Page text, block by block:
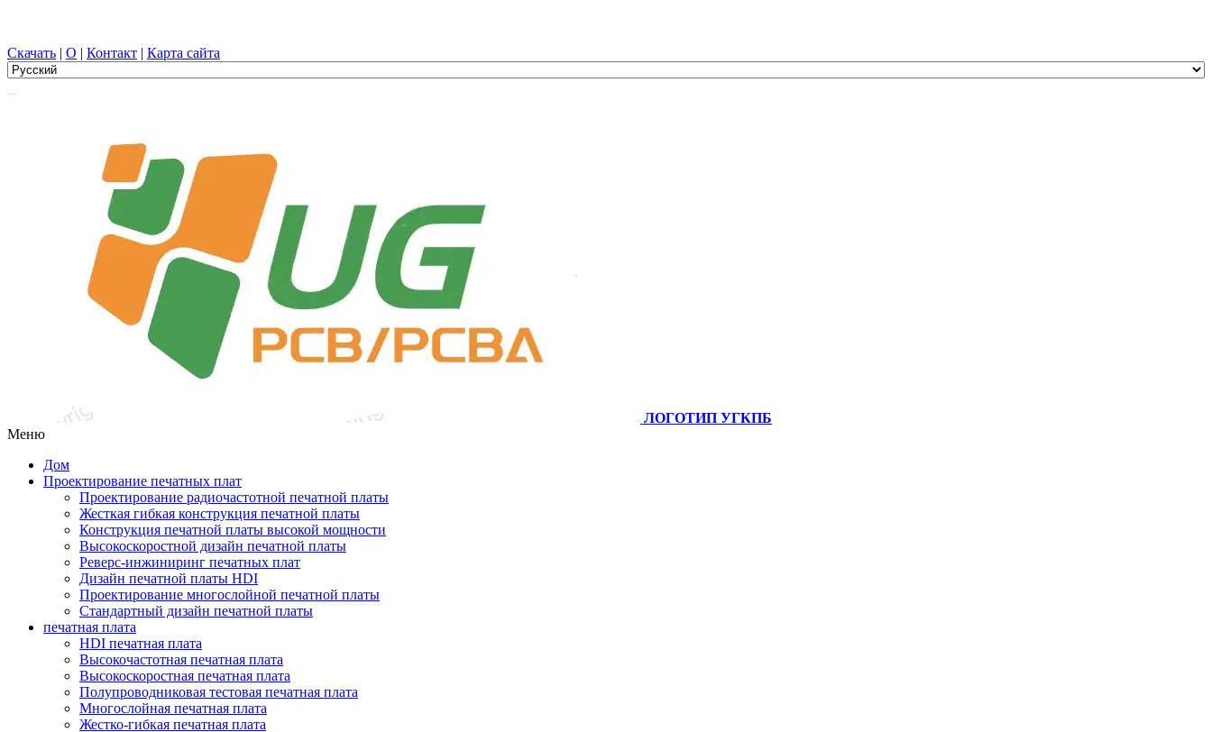
Скачать | О | Контакт | Карта сайта
ЛОГОТИП УГКПБ
Меню
Дом
Проектирование печатных плат
Проектирование радиочастотной печатной платы
Жесткая гибкая конструкция печатной платы
Конструкция печатной платы высокой мощности
Высокоскоростной дизайн печатной платы
Реверс-инжиниринг печатных плат
Дизайн печатной платы HDI
Проектирование многослойной печатной платы
Стандартный дизайн печатной платы
печатная плата
HDI печатная плата
Высокочастотная печатная плата
Высокоскоростная печатная плата
Полупроводниковая тестовая печатная плата
Многослойная печатная плата
Жестко-гибкая печатная плата